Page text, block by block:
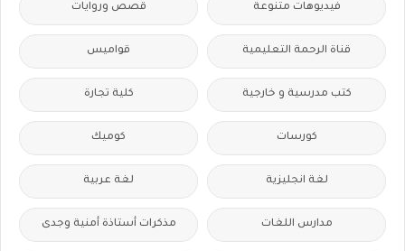
فيديوهات متنوعة قصص وروايات
قناة الرحمة التعليمية قواميس
كتب مدرسية و خارجية كلية تجارة
كورسات كوميك
لغة انجليزية لغة عربية
مدارس اللغات مذكرات أستاذة أمنية وجدى